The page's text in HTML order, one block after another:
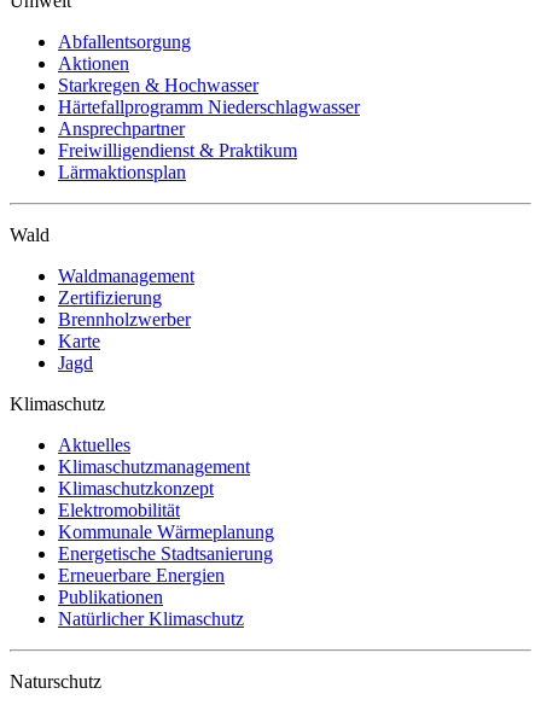
Abfallentsorgung
Aktionen
Starkregen & Hochwasser
Härtefallprogramm Niederschlagwasser
Ansprechpartner
Freiwilligendienst & Praktikum
Lärmaktionsplan
Wald
Waldmanagement
Zertifizierung
Brennholzwerber
Karte
Jagd
Klimaschutz
Aktuelles
Klimaschutzmanagement
Klimaschutzkonzept
Elektromobilität
Kommunale Wärmeplanung
Energetische Stadtsanierung
Erneuerbare Energien
Publikationen
Natürlicher Klimaschutz
Naturschutz